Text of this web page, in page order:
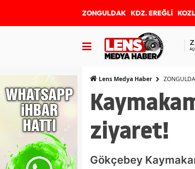
ZONGULDAK KDZ. EREĞLİ
Lens Medya Haber
ziyaret!
Gökçebey